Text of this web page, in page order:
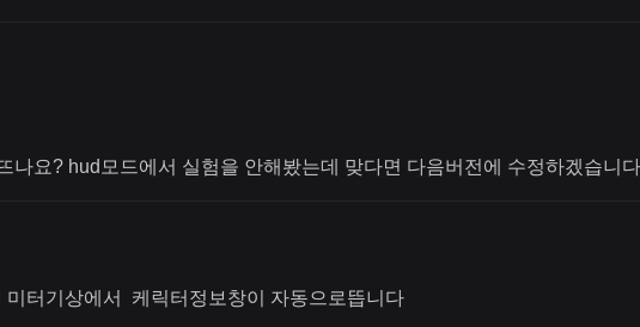
나요? hud모드에서 실험을 안해봤는데 맞다면 다음버전에 수정하겠습니
미터기상에서 케릭터정보창이 자동으로뜹니다